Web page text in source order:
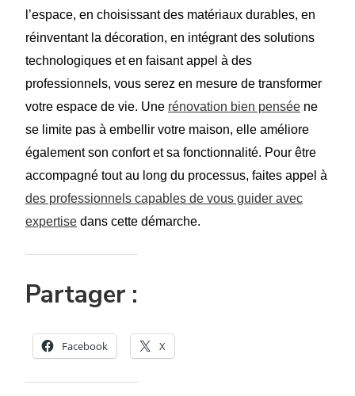
l’espace, en choisissant des matériaux durables, en
réinventant la décoration, en intégrant des solutions
technologiques et en faisant appel à des
professionnels, vous serez en mesure de transformer
votre espace de vie. Une rénovation bien pensée ne
se limite pas à embellir votre maison, elle améliore
également son confort et sa fonctionnalité. Pour être
accompagné tout au long du processus, faites appel à
des professionnels capables de vous guider avec
expertise dans cette démarche.
Partager :
Facebook X